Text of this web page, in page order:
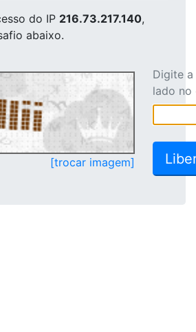
do IP 216.73.217.140,
abaixo.
[trocar imagem]
Digite
lado no